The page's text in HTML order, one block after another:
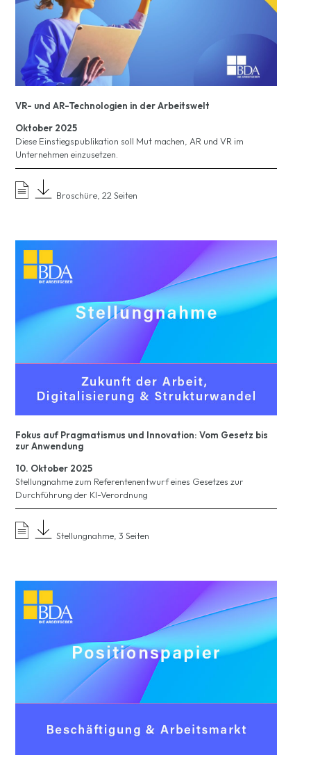
VR- und AR-Technologien in der Arbeitswelt
Oktober 2025
Diese Einstiegspublikation soll Mut machen, AR und VR im
Unternehmen einzusetzen.
Broschüre, 22 Seiten
Fokus auf Pragmatismus und Innovation: Vom Gesetz bis
zur Anwendung
10. Oktober 2025
Stellungnahme zum Referentenentwurf eines Gesetzes zur
Durchführung der KI-Verordnung
Stellungnahme, 3 Seiten